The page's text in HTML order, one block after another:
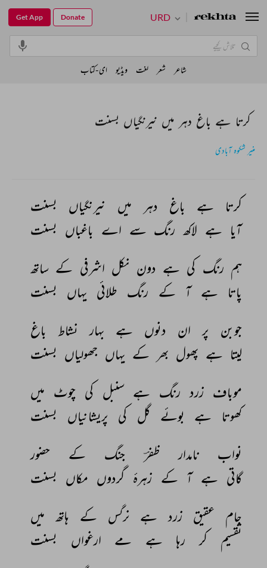
کرتا ہے باغ دہر میں نیرنگیاں بسنت
منیر شکوہ آبادی
کرتا ہے باغ دہر میں نیرنگیاں
بسنت
آیا ہے لاکھ رنگ سے اے باغباں بسنت
ہم رنگ کی ہے دون نکل اشرفی کے ساتھ
پاتا ہے آ کے رنگ طلائی یہاں
بسنت
جوبن
پر ان دنوں ہے بہار نشاط
باغ
لیتا ہے پھول بھر کے یہاں جھولیاں بسنت
موباف زرد رنگ ہے سنبل کی چوٹ میں
کھوتا
ہے بوئے گل کی پریشانیاں
بسنت
نواب
نامدار ظفرؔ جنگ کے
حضور
گاتی ہے آ کے زہرۂ گردوں مکاں بسنت
جام
عقیق زرد ہے نرگس کے ہاتھ میں
تقسیم
کر رہا ہے مے ارغواں
بسنت
URD
Get App Donate
شاعر شعر لغت ویڈیو ای-کتاب